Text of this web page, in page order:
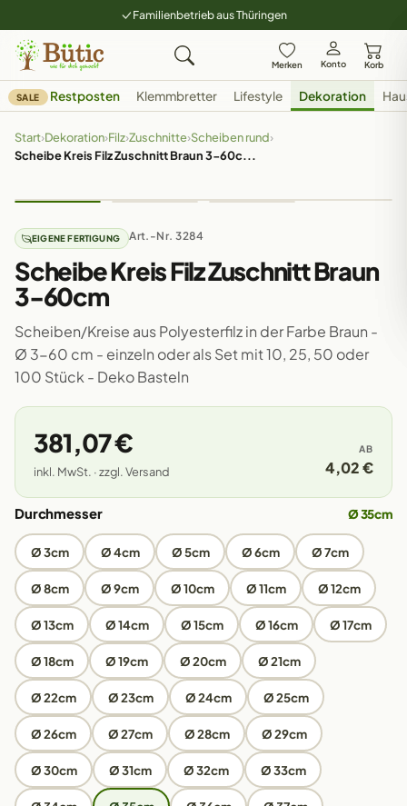
Familienbetrieb aus Thüringen
Merken Konto Korb
SALE Restposten Klemmbretter Lifestyle Dekoration
Start›Dekoration›Filz›Zuschnitte›Scheiben rund›
Scheibe Kreis Filz Zuschnitt Braun 3-60c...
EIGENE FERTIGUNG Art.-Nr. 3284
Scheibe Kreis Filz Zuschnitt Braun
3-60cm
Scheiben/Kreise aus Polyesterfilz in der Farbe Braun -
Ø 3-60 cm - einzeln oder als Set mit 10, 25, 50 oder
100 Stück - Deko Basteln
381,07 €
inkl. MwSt. · zzgl. Versand
AB
4,02 €
Durchmesser Ø 35cm
Ø 3cm Ø 4cm Ø 5cm Ø 6cm Ø 7cm
Ø 8cm Ø 9cm Ø 10cm Ø 11cm Ø 12cm
Ø 13cm Ø 14cm Ø 15cm Ø 16cm Ø 17cm
Ø 18cm Ø 19cm Ø 20cm Ø 21cm
Ø 22cm Ø 23cm Ø 24cm Ø 25cm
Ø 26cm Ø 27cm Ø 28cm Ø 29cm
Ø 30cm Ø 31cm Ø 32cm Ø 33cm